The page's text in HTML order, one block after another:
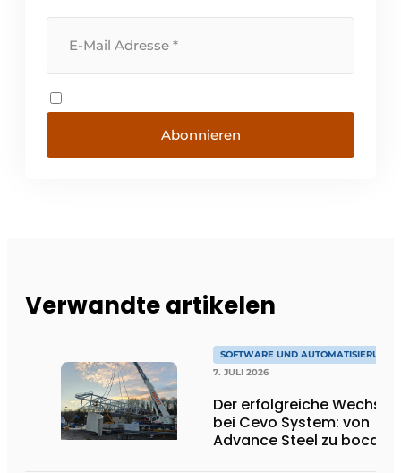
Abonnieren
Verwandte artikelen
SOFTWARE UND AUTOMATISIERUNG
7. JULI 2026
Der erfolgreiche Wechsel
bei Cevo System: von
Advance Steel zu bocad